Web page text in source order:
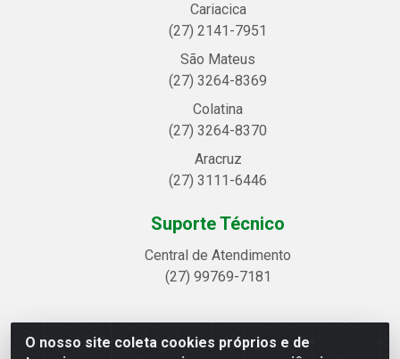
O nosso site coleta cookies próprios e de
Cariacica
(27) 2141-7951
São Mateus
(27) 3264-8369
Colatina
(27) 3264-8370
Aracruz
(27) 3111-6446
Suporte Técnico
Central de Atendimento
(27) 99769-7181
Linhavix Distribuidora LTDA - Avenida Alegre, 2521 -